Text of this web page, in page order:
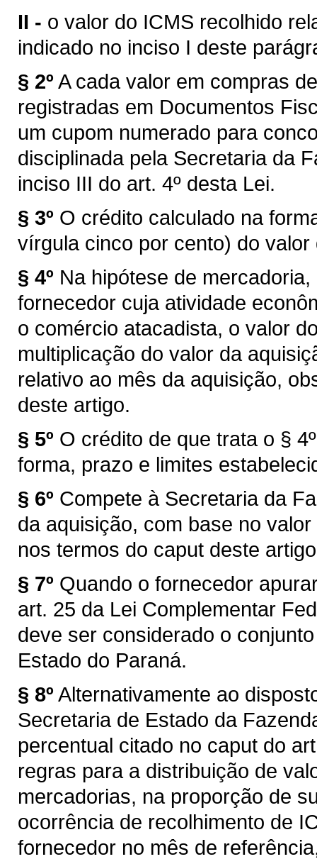
II - o valor do ICMS recolhido
indicado no inciso I deste
§ 2º A cada valor em compras
registradas em Documentos
um cupom numerado para
disciplinada pela Secretaria da
inciso III do art. 4º desta Lei.
§ 3º O crédito calculado na
vírgula cinco por cento) do
§ 4º Na hipótese de
fornecedor cuja atividade
o comércio atacadista, o valor
multiplicação do valor da
relativo ao mês da aquisição,
deste artigo.
§ 5º O crédito de que trata o §
forma, prazo e limites
§ 6º Compete à Secretaria da
da aquisição, com base no
nos termos do caput deste
§ 7º Quando o fornecedor
art. 25 da Lei Complementar
deve ser considerado o
Estado do Paraná.
§ 8º Alternativamente ao
Secretaria de Estado da
percentual citado no caput do
regras para a distribuição de
mercadorias, na proporção de
ocorrência de recolhimento de
fornecedor no mês de